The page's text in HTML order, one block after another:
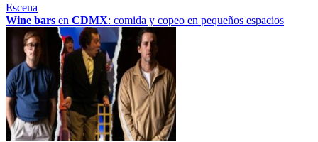
Escena
Wine bars en CDMX: comida y copeo en pequeños espacios